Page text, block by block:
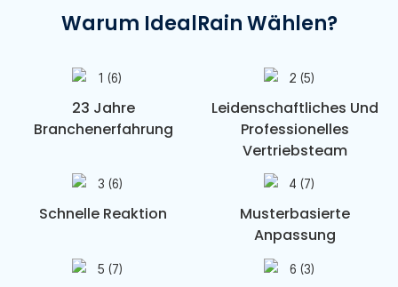
Warum IdealRain Wählen?
23 Jahre
Branchenerfahrung
Leidenschaftliches Und
Professionelles
Vertriebsteam
Schnelle Reaktion
Musterbasierte
Anpassung